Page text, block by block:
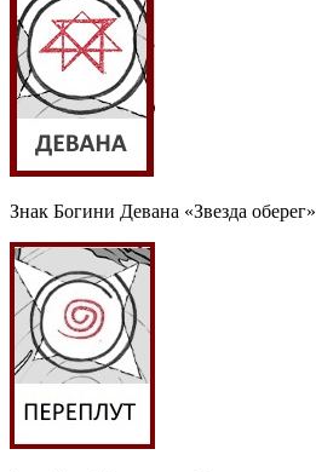
Знак Богини Девана «Звезда оберег»